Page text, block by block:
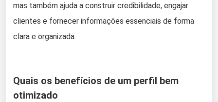
mas também ajuda a construir credibilidade, engajar
clientes e fornecer informações essenciais de forma
clara e organizada.
Quais os benefícios de um perfil bem
otimizado